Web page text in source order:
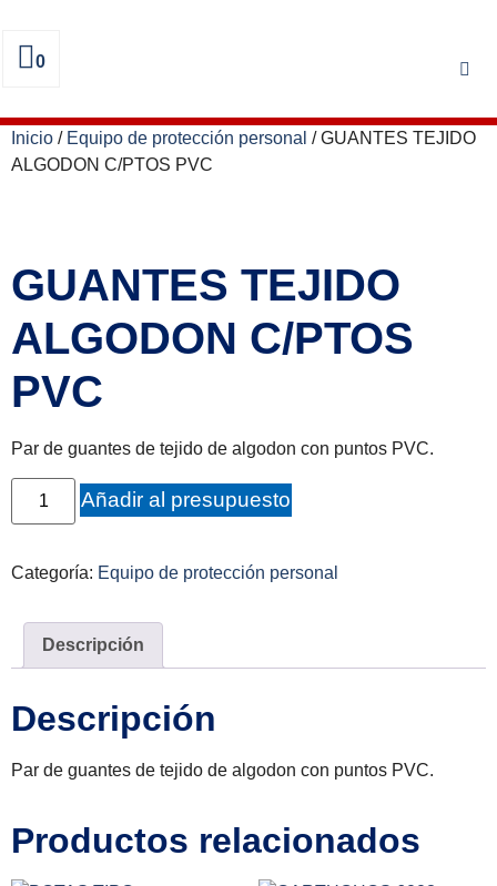
0
Inicio / Equipo de protección personal / GUANTES TEJIDO
ALGODON C/PTOS PVC
GUANTES TEJIDO
ALGODON C/PTOS
PVC
Par de guantes de tejido de algodon con puntos PVC.
Añadir al presupuesto
Categoría: Equipo de protección personal
Descripción
Descripción
Par de guantes de tejido de algodon con puntos PVC.
Productos relacionados